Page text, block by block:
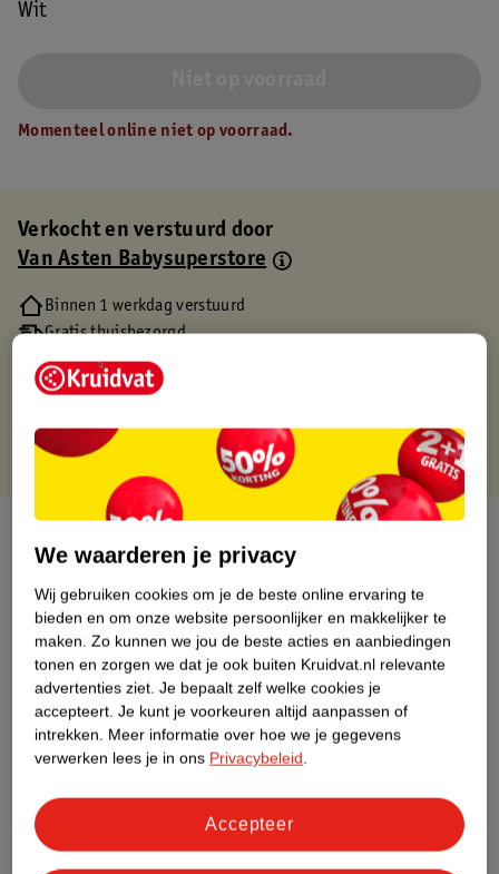
Wit
Momenteel online niet op voorraad.
Verkocht en verstuurd door
Van Asten Babysuperstore
Binnen 1 werkdag verstuurd
Gratis thuisbezorgd
Gratis retourneren via verkooppartner.
Gratis punten met je Kruidvat kaart
Productinformatie
Etiketinformatie
Nature Impact Score
Dit product heeft (nog) geen Nature
Impact Score.
Meer informatie
We waarderen je privacy
Wij gebruiken cookies om je de beste online ervaring te
bieden en om onze website persoonlijker en makkelijker te
maken. Zo kunnen we jou de beste acties en aanbiedingen
tonen en zorgen we dat je ook buiten Kruidvat.nl relevante
advertenties ziet. Je bepaalt zelf welke cookies je
accepteert. Je kunt je voorkeuren altijd aanpassen of
intrekken. Meer informatie over hoe we je gegevens
verwerken lees je in ons Privacybeleid.
Accepteer